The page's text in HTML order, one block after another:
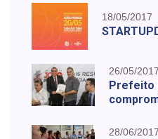
18/05/2017
26/05/2017
Prefeito
28/06/2017